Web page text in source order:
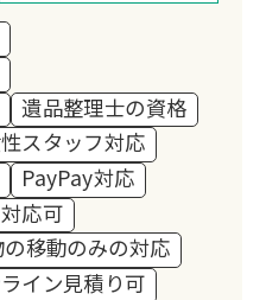
遺品整理士の資格
スタッフ対応
PayPay対応
応可
移動のみの対応
イン見積り可